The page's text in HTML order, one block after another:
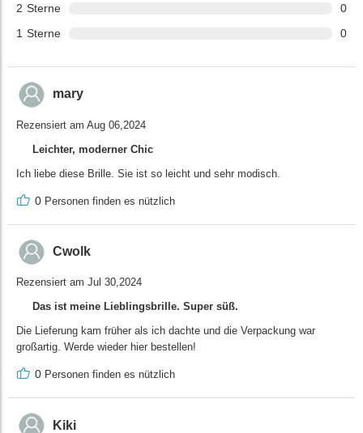
2 Sterne
0
1 Sterne 0
mary
Rezensiert am Aug 06,2024
Leichter, moderner Chic
Ich liebe diese Brille. Sie ist so leicht und sehr modisch.
0 Personen finden es nützlich
Cwolk
Rezensiert am Jul 30,2024
Das ist meine Lieblingsbrille. Super süß.
Die Lieferung kam früher als ich dachte und die Verpackung war
großartig. Werde wieder hier bestellen!
0 Personen finden es nützlich
Kiki